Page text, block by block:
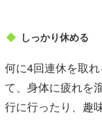
しっかり休める
何に4回連休を取
て、身体に疲れを
行に行ったり、趣